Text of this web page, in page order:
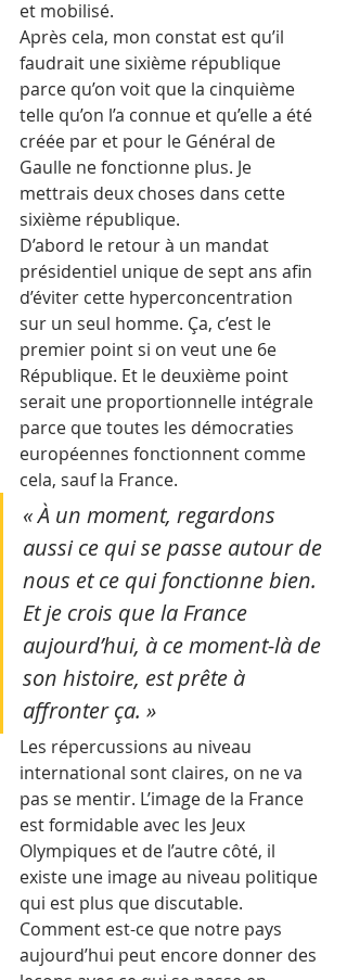
et mobilisé.
Après cela, mon constat est qu’il
faudrait une sixième république
parce qu’on voit que la cinquième
telle qu’on l’a connue et qu’elle a été
créée par et pour le Général de
Gaulle ne fonctionne plus. Je
mettrais deux choses dans cette
sixième république.
D’abord le retour à un mandat
présidentiel unique de sept ans afin
d’éviter cette hyperconcentration
sur un seul homme. Ça, c’est le
premier point si on veut une 6e
République. Et le deuxième point
serait une proportionnelle intégrale
parce que toutes les démocraties
européennes fonctionnent comme
cela, sauf la France.
« À un moment, regardons
aussi ce qui se passe autour de
nous et ce qui fonctionne bien.
Et je crois que la France
aujourd’hui, à ce moment-là de
son histoire, est prête à
affronter ça. »
Les répercussions au niveau
international sont claires, on ne va
pas se mentir. L’image de la France
est formidable avec les Jeux
Olympiques et de l’autre côté, il
existe une image au niveau politique
qui est plus que discutable.
Comment est-ce que notre pays
aujourd’hui peut encore donner des